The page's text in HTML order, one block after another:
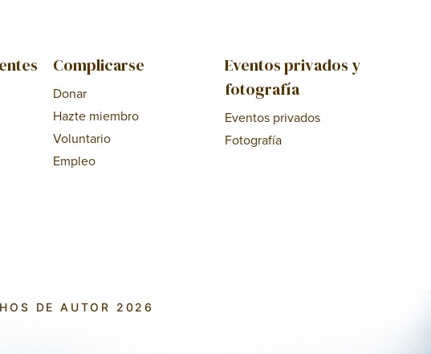
Complicarse
Donar
Hazte miembro
Voluntario
Empleo
Eventos privados y
fotografía
Eventos privados
Fotografía
DE AUTOR 2026